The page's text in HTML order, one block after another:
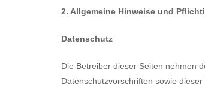
2. Allgemeine Hinweise und
Datenschutz
Die Betreiber dieser Seiten nehmen
Datenschutzvorschriften sowie dieser